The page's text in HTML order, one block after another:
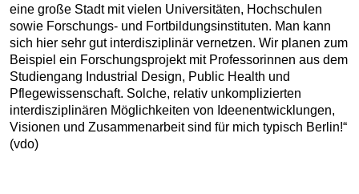
eine große Stadt mit vielen Universitäten, Hochschulen
sowie Forschungs- und Fortbildungsinstituten. Man kann
sich hier sehr gut interdisziplinär vernetzen. Wir planen zum
Beispiel ein Forschungsprojekt mit Professorinnen aus dem
Studiengang Industrial Design, Public Health und
Pflegewissenschaft. Solche, relativ unkomplizierten
interdisziplinären Möglichkeiten von Ideenentwicklungen,
Visionen und Zusammenarbeit sind für mich typisch Berlin!“
(vdo)